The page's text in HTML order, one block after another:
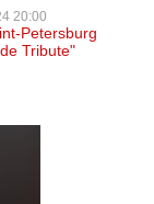
20:00
Petersburg
Tribute"